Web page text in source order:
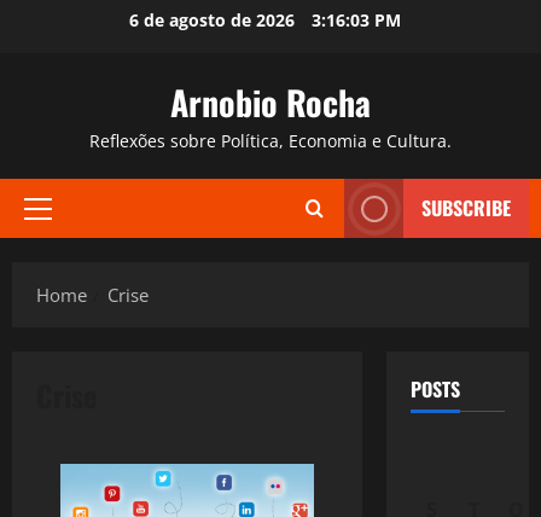
6 de agosto de 2026 3:16:05 PM
Arnobio Rocha
Reflexões sobre Política, Economia e Cultura.
Primary
SUBSCRIBE
Home Crise
POSTS